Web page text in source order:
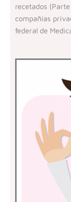
recetados (Parte
compañías
federal de